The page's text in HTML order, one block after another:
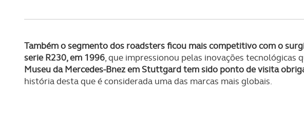
Também o segmento dos roadsters ficou mais competitivo com o
serie R230, em 1996, que impressionou pelas inovações tecnológicas
Museu da Mercedes-Bnez em Stuttgard tem sido ponto de visita
história desta que é considerada uma das marcas mais globais.